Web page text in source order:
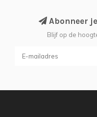
Abonneer
Blijf op de